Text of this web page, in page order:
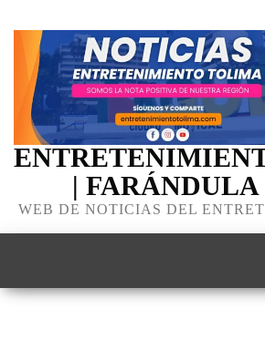
|
WEB DE NOTICIAS DEL